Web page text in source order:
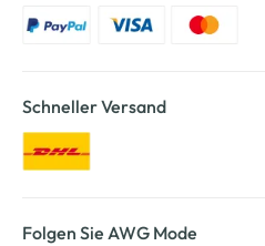
Schneller Versand
Folgen Sie AWG Mode